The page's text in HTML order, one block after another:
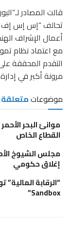
قالت المصادر
تحالف “إس إس إف
مع اعتماد نظام
التقدم المحققة
مرونة أكبر في
موضوعاتمتعلقة
موانئ البحر
القطاع الخاص
مجلس الشيوخ
إغلاق حكومي
Sandbox”